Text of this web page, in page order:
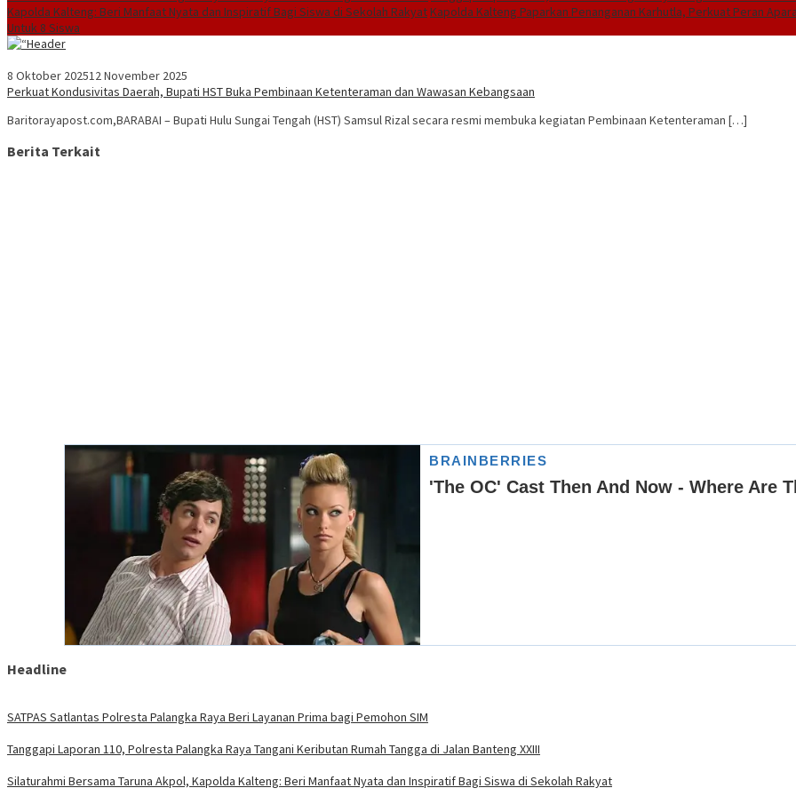
Kapolda Kalteng: Beri Manfaat Nyata dan Inspiratif Bagi Siswa di Sekolah RakyatKapolda Kalteng Paparkan Penanganan Karhutla, Perkuat Peran
Untuk 8 Siswa
8 Oktober 202512 November 2025
Perkuat Kondusivitas Daerah, Bupati HST Buka Pembinaan Ketenteraman dan Wawasan Kebangsaan
Baritorayapost.com,BARABAI – Bupati Hulu Sungai Tengah (HST) Samsul Rizal secara resmi membuka kegiatan Pembinaan Ketenteraman […]
Berita Terkait
Headline
SATPAS Satlantas Polresta Palangka Raya Beri Layanan Prima bagi Pemohon SIM
Tanggapi Laporan 110, Polresta Palangka Raya Tangani Keributan Rumah Tangga di Jalan Banteng XXIII
Silaturahmi Bersama Taruna Akpol, Kapolda Kalteng: Beri Manfaat Nyata dan Inspiratif Bagi Siswa di Sekolah Rakyat